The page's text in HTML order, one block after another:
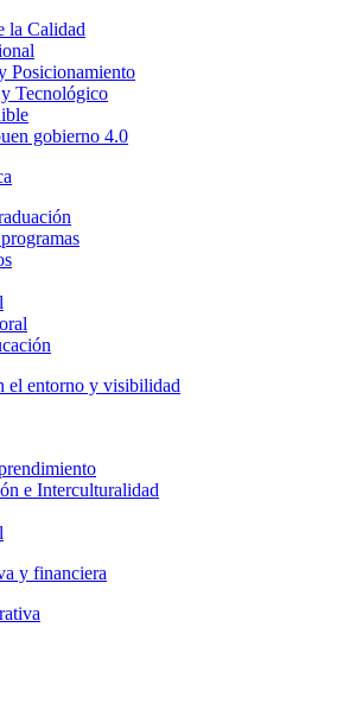
la Calidad
Posicionamiento
Tecnológico
gobierno 4.0
el entorno y visibilidad
e Interculturalidad
y financiera